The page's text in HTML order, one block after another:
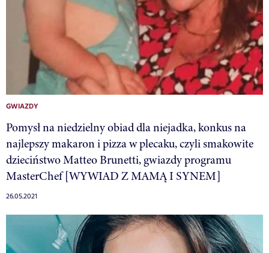
GWIAZDY
Pomysł na niedzielny obiad dla niejadka, konkus na
najlepszy makaron i pizza w plecaku, czyli smakowite
dzieciństwo Matteo Brunetti, gwiazdy programu
MasterChef [WYWIAD Z MAMĄ I SYNEM]
26.05.2021